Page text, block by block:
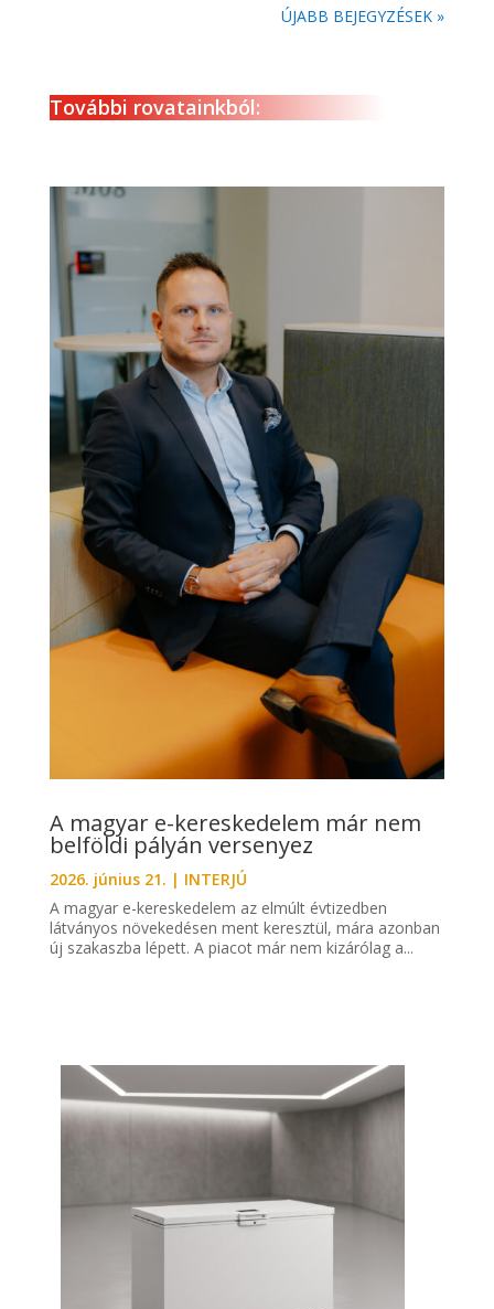
ÚJABB BEJEGYZÉSEK »
További rovatainkból:
A magyar e-kereskedelem már nem
belföldi pályán versenyez
2026. június 21. | INTERJÚ
A magyar e-kereskedelem az elmúlt évtizedben
látványos növekedésen ment keresztül, mára azonban
új szakaszba lépett. A piacot már nem kizárólag a...